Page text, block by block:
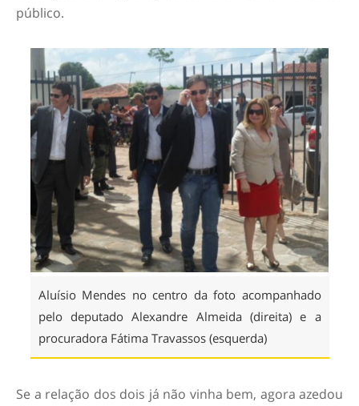
público.
Aluísio Mendes no centro da foto acompanhado
pelo deputado Alexandre Almeida (direita) e a
procuradora Fátima Travassos (esquerda)
Se a relação dos dois já não vinha bem, agora azedou